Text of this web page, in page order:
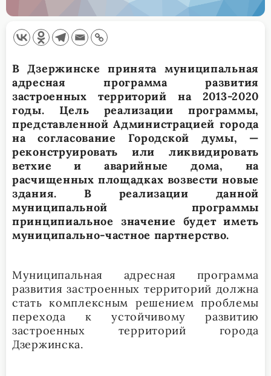
В Дзержинске принята муниципальная
адресная программа развития
застроенных территорий на 2013-2020
годы. Цель реализации программы,
представленной Администрацией города
на согласование Городской думы, —
реконструировать или ликвидировать
ветхие и аварийные дома, на
расчищенных площадках возвести новые
здания. В реализации данной
муниципальной программы
принципиальное значение будет иметь
муниципально-частное партнерство.
Муниципальная адресная программа
развития застроенных территорий должна
стать комплексным решением проблемы
перехода к устойчивому развитию
застроенных территорий города
Дзержинска.